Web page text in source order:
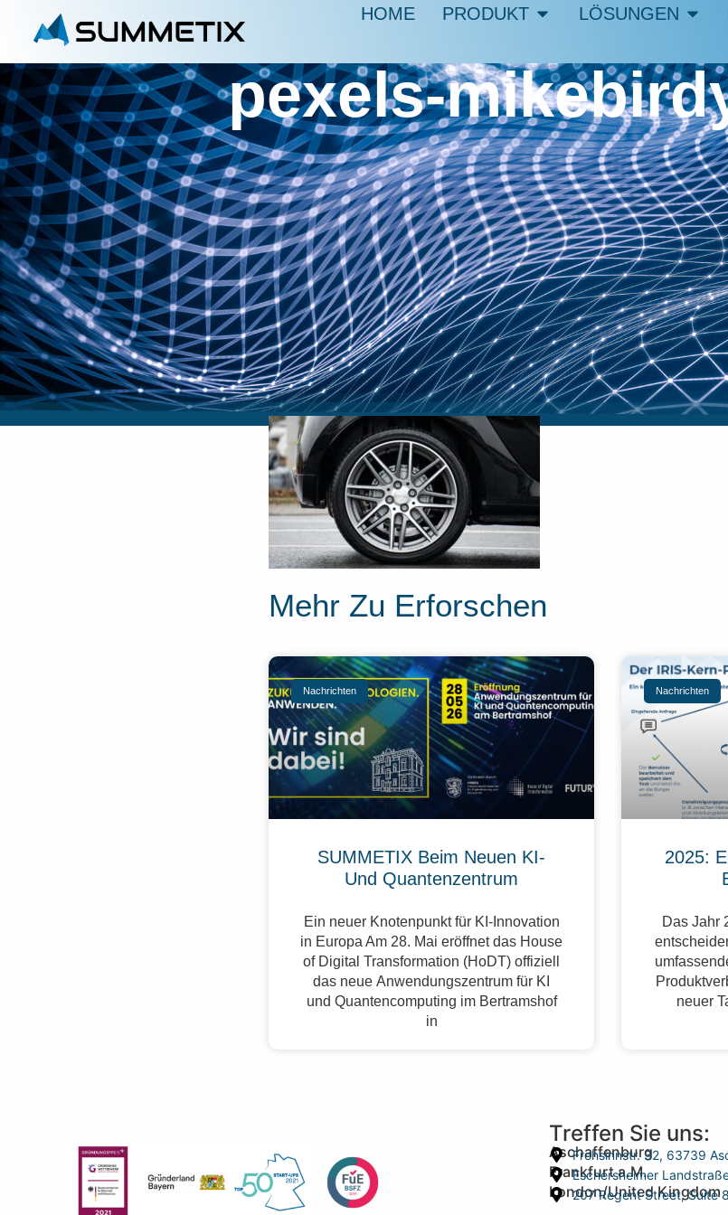
HOME PRODUKT LÖSUNGEN
pexels-
Mehr Zu Erforschen
Nachrichten
SUMMETIX Beim Neuen KI-
Und Quantenzentrum
Ein neuer Knotenpunkt für KI-Innovation
in Europa Am 28. Mai eröffnet das House
of Digital Transformation (HoDT) offiziell
das neue Anwendungszentrum für KI
und Quantencomputing im Bertramshof
in
Nachrichten
2025:
Das Jahr
neuer
Treffen Sie uns:
Aschaffenburg
Frohsinnstr. 32, 63739
Frankfurt a.M.
Eschersheimer
London/United Kingdom
207 Regent Street, Suite